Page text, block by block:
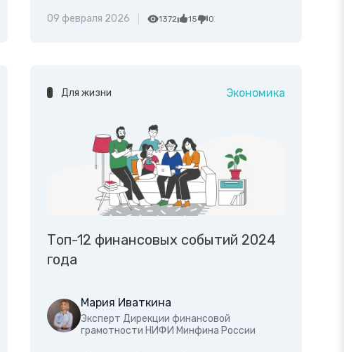
09 февраля 2026 1372 15 0
Для жизни Экономика
Топ-12 финансовых событий 2024
года
Мария Иваткина
Эксперт Дирекции финансовой
грамотности НИФИ Минфина России